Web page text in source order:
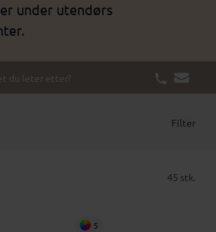
under utendørs
du leter etter?
Filter
45 stk.
5